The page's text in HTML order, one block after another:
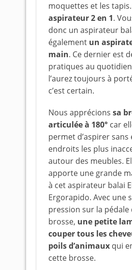
moquettes et les tapis.
aspirateur 2 en 1.
donc un aspirateur
également un
main. Ce dernier est
pratiques au
l’aurez toujours à
c’est certain.
Nous apprécions sa
articulée à 180° car
permet d’aspirer
endroits les plus
autour des meubles.
apporte une grande
à cet aspirateur balai
Ergorapido. Avec une
pression sur la pédale
brosse, une petite
couper tous les
poils d’animaux qui
cette brosse.